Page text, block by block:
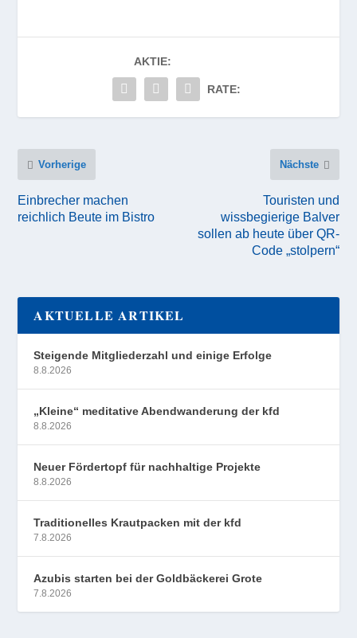
AKTIE:
RATE:
Vorherige
Einbrecher machen
reichlich Beute im Bistro
Nächste
Touristen und
wissbegierige Balver
sollen ab heute über QR-
Code „stolpern“
AKTUELLE ARTIKEL
Steigende Mitgliederzahl und einige Erfolge
8.8.2026
„Kleine“ meditative Abendwanderung der kfd
8.8.2026
Neuer Fördertopf für nachhaltige Projekte
8.8.2026
Traditionelles Krautpacken mit der kfd
7.8.2026
Azubis starten bei der Goldbäckerei Grote
7.8.2026